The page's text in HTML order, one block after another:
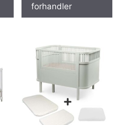
forhandler